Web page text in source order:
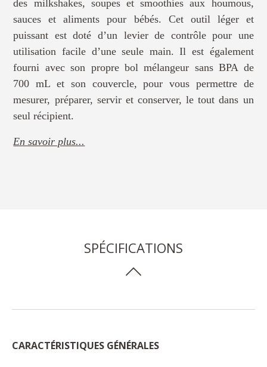
des milkshakes, soupes et smoothies aux houmous,
sauces et aliments pour bébés. Cet outil léger et
puissant est doté d’un levier de contrôle pour une
utilisation facile d’une seule main. Il est également
fourni avec son propre bol mélangeur sans BPA de
700 mL et son couvercle, pour vous permettre de
mesurer, préparer, servir et conserver, le tout dans un
seul récipient.
En savoir plus...
SPÉCIFICATIONS
CARACTÉRISTIQUES GÉNÉRALES